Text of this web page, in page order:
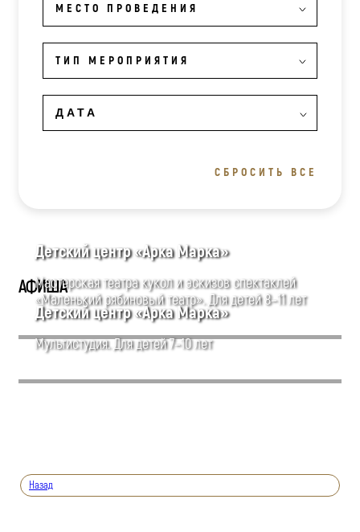
МЕСТО ПРОВЕДЕНИЯ
ТИП МЕРОПРИЯТИЯ
СБРОСИТЬ ВСЕ
АФИША
Детский центр «Арка Марка»
Мастерская театра кукол и эскизов спектаклей
«Маленький рябиновый театр». Для детей 8–11 лет
Детский центр «Арка Марка»
Мультистудия. Для детей 7–10 лет
Назад